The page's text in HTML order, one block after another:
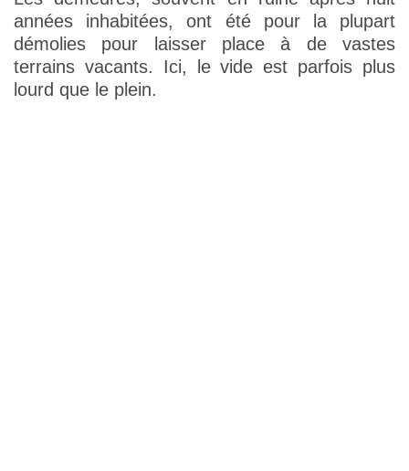
années inhabitées, ont été pour la plupart
démolies pour laisser place à de vastes
terrains vacants. Ici, le vide est parfois plus
lourd que le plein.